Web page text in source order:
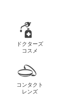
ドクターズ
コスメ
コンタクト
レンズ